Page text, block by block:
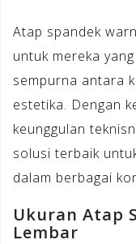
Atap spandek
untuk mereka
sempurna antara
estetika. Dengan
keunggulan
solusi terbaik
dalam berbagai
Ukuran Atap
Lembar